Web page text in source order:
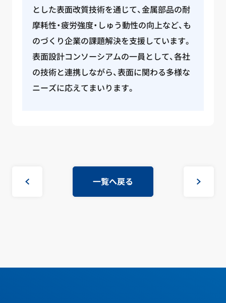
とした表面改質技術を通じて、金属部品の耐
摩耗性・疲労強度・しゅう動性の向上など、も
のづくり企業の課題解決を支援しています。
表面設計コンソーシアムの一員として、各社
の技術と連携しながら、表面に関わる多様な
ニーズに応えてまいります。
一覧へ戻る